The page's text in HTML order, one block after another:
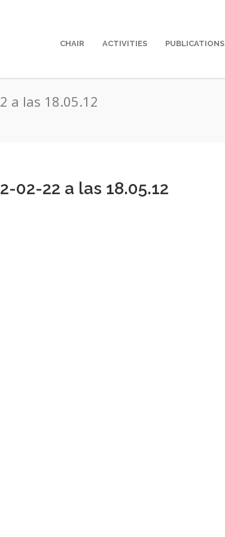
CHAIR ACTIVITIES PUBLICATIONS
a las 18.05.12
02-22 a las 18.05.12